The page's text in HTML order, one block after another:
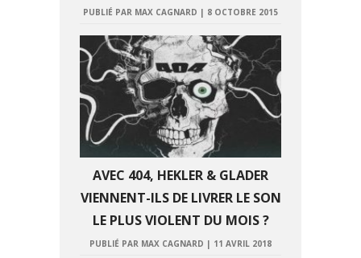
PUBLIÉ PAR MAX CAGNARD | 8 OCTOBRE 2015
AVEC 404, HEKLER & GLADER
VIENNENT-ILS DE LIVRER LE SON
LE PLUS VIOLENT DU MOIS ?
PUBLIÉ PAR MAX CAGNARD | 11 AVRIL 2018